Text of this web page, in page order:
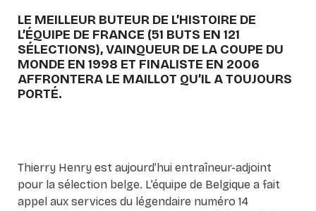
LE MEILLEUR BUTEUR DE L’HISTOIRE DE
L’ÉQUIPE DE FRANCE (51 BUTS EN 121
SÉLECTIONS), VAINQUEUR DE LA COUPE DU
MONDE EN 1998 ET FINALISTE EN 2006
AFFRONTERA LE MAILLOT QU’IL A TOUJOURS
PORTÉ.
Thierry Henry est aujourd’hui entraîneur-adjoint
pour la sélection belge. L’équipe de Belgique a fait
appel aux services du légendaire numéro 14